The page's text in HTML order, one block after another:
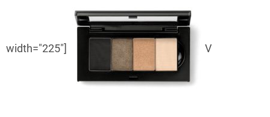
width="225"] V